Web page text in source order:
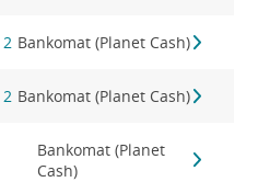
2 Bankomat (Planet Cash)
2 Bankomat (Planet Cash)
Bankomat (Planet
Cash)